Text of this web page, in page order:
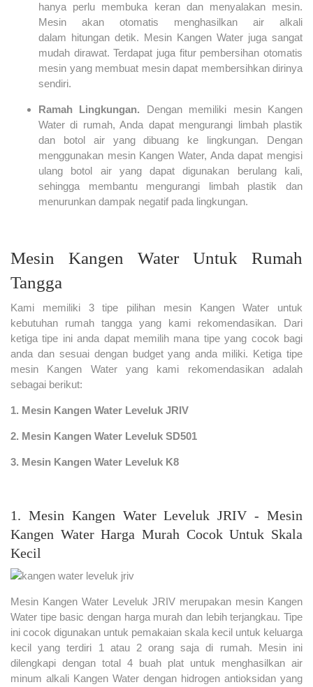
hanya perlu membuka keran dan menyalakan mesin.
Mesin akan otomatis menghasilkan air alkali
dalam hitungan detik. Mesin Kangen Water juga sangat
mudah dirawat. Terdapat juga fitur pembersihan otomatis
mesin yang membuat mesin dapat membersihkan dirinya
sendiri.
Ramah Lingkungan. Dengan memiliki mesin Kangen
Water di rumah, Anda dapat mengurangi limbah plastik
dan botol air yang dibuang ke lingkungan. Dengan
menggunakan mesin Kangen Water, Anda dapat mengisi
ulang botol air yang dapat digunakan berulang kali,
sehingga membantu mengurangi limbah plastik dan
menurunkan dampak negatif pada lingkungan.
Mesin Kangen Water Untuk Rumah
Tangga
Kami memiliki 3 tipe pilihan mesin Kangen Water untuk
kebutuhan rumah tangga yang kami rekomendasikan. Dari
ketiga tipe ini anda dapat memilih mana tipe yang cocok bagi
anda dan sesuai dengan budget yang anda miliki. Ketiga tipe
mesin Kangen Water yang kami rekomendasikan adalah
sebagai berikut:
1. Mesin Kangen Water Leveluk JRIV
2. Mesin Kangen Water Leveluk SD501
3. Mesin Kangen Water Leveluk K8
1. Mesin Kangen Water Leveluk JRIV - Mesin
Kangen Water Harga Murah Cocok Untuk Skala
Kecil
Mesin Kangen Water Leveluk JRIV merupakan mesin Kangen
Water tipe basic dengan harga murah dan lebih terjangkau. Tipe
ini cocok digunakan untuk pemakaian skala kecil untuk keluarga
kecil yang terdiri 1 atau 2 orang saja di rumah. Mesin ini
dilengkapi dengan total 4 buah plat untuk menghasilkan air
minum alkali Kangen Water dengan hidrogen antioksidan yang